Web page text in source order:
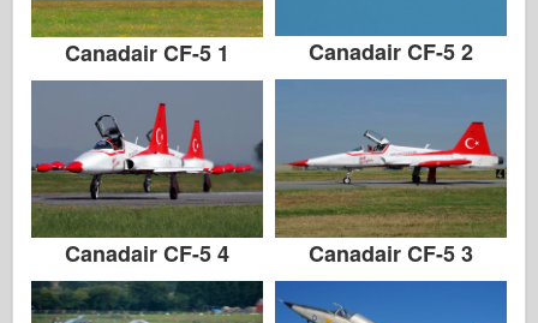
Italeri
Legenda
Meng Model
Tamiya
Tristar
Trumpetista
Zvezda
Canadair CF-5 1 Canadair CF-5 2
Canadair CF-5 3
Canadair CF-5 4